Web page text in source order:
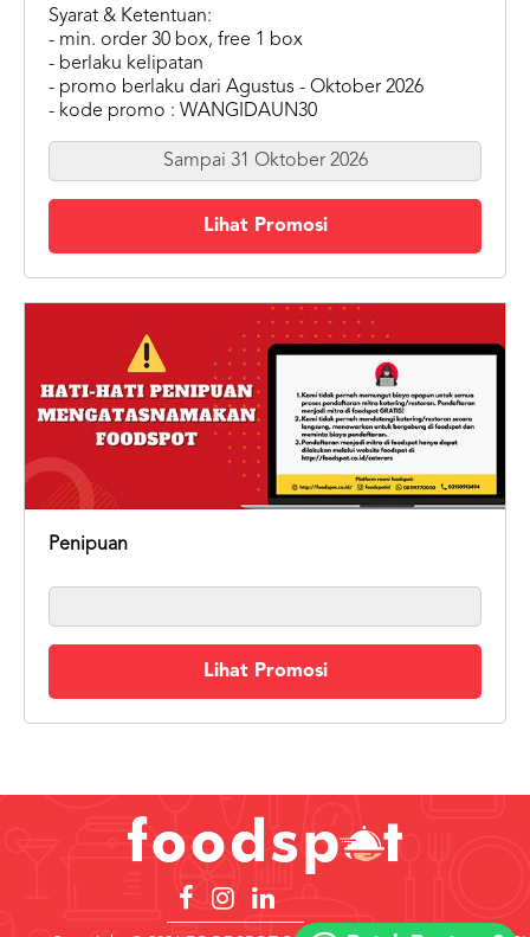
Syarat & Ketentuan:
- min. order 30 box, free 1 box
- berlaku kelipatan
- promo berlaku dari Agustus - Oktober 2026
- kode promo : WANGIDAUN30
Sampai 31 Oktober 2026
Lihat Promosi
Penipuan
Lihat Promosi